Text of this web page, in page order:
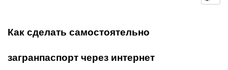
Как сделать самостоятельно
загранпаспорт через интернет